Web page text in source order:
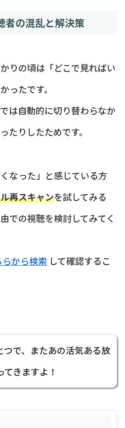
者の混乱と解決策
りの頃は「どこで見ればい
ったです。
は自動的に切り替わらなか
たりしたためです。
なった」と感じている方
再スキャンを試してみる
での視聴を検討してみてく
らから検索 して確認するこ
つで、またあの活気ある放
てきますよ！